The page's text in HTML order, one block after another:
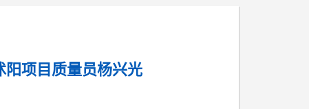
项目质量员杨兴光